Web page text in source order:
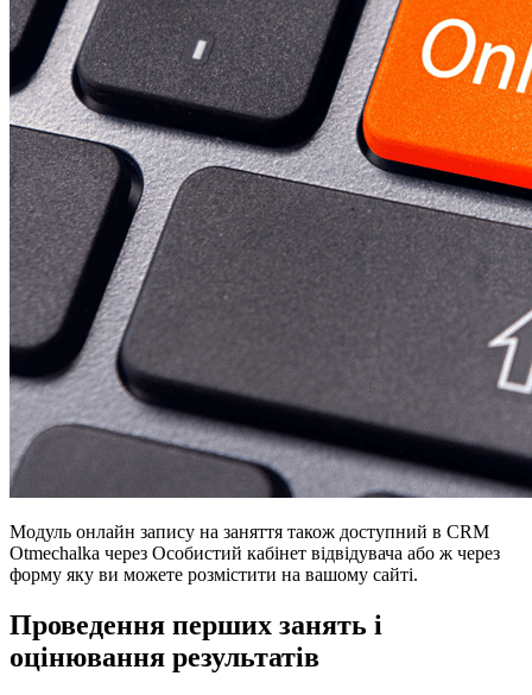
Модуль онлайн запису на заняття також доступний в CRM
Otmechalka через Особистий кабінет відвідувача або ж через
форму яку ви можете розмістити на вашому сайті.
Проведення перших занять і
оцінювання результатів